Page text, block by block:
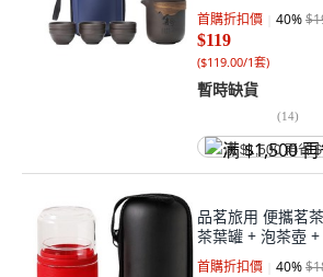
首購折扣價 40%
$119
($119.00/1套)
暫時缺貨
(14)
满 $1,500 再省
品茗旅用 便攜茗
茶葉罐 + 泡茶壺
首購折扣價 40%